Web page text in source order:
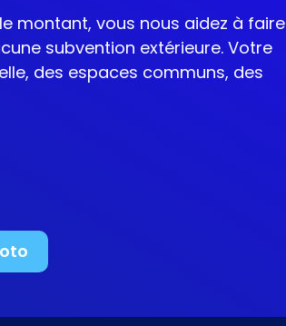
montant, vous nous aidez à faire
subvention extérieure. Votre
des espaces communs, des